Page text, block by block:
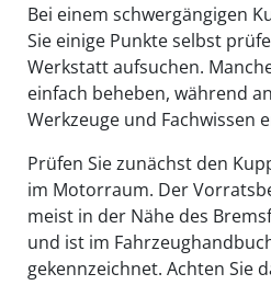
Bei einem schwergängigen
Sie einige Punkte selbst
Werkstatt aufsuchen.
einfach beheben, während
Werkzeuge und Fachwissen
Prüfen Sie zunächst den
im Motorraum. Der
meist in der Nähe des
und ist im
gekennzeichnet. Achten Sie